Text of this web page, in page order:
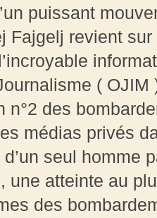
puissant
Fajgelj revient
(
n°2 des
médias privés
seul homme
une atteinte au
des